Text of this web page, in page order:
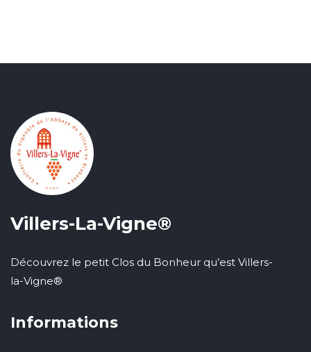
Villers-La-Vigne®
Découvrez le petit Clos du Bonheur qu’est Villers-
la-Vigne®
Informations